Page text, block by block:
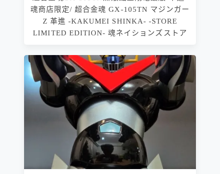
魂商店限定/ 超合金魂 GX-105TN マジンガー
Z 革進 -KAKUMEI SHINKA- -STORE
LIMITED EDITION- 魂ネイションズストア